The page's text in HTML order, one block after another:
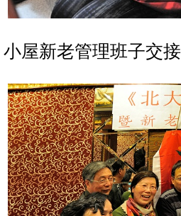
小屋新老管理班子交接